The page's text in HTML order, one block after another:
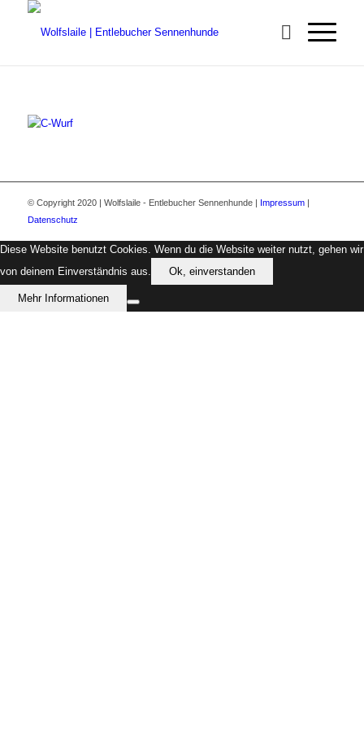
© Copyright 2020 | Wolfslaile - Entlebucher Sennenhunde | Impressum|
Datenschutz
Diese Website benutzt Cookies. Wenn du die Website weiter nutzt, gehen wir
von deinem Einverständnis aus.
Ok, einverstanden
Mehr Informationen